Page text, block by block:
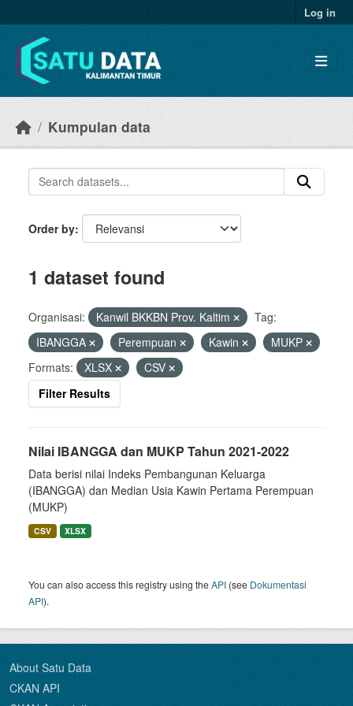
Log in
Kumpulan data
Order by
1 dataset found
Organisasi: Kanwil BKKBN Prov. Kaltim
Tag:
IBANGGA
Perempuan Kawin
MUKP
Formats:
XLSX
CSV
Filter Results
Nilai IBANGGA dan MUKP Tahun 2021-2022
Data berisi nilai Indeks Pembangunan Keluarga
(IBANGGA) dan Median Usia Kawin Pertama Perempuan
(MUKP)
CSV XLSX
You can also access this registry using theAPI (see Dokumentasi
API).
About Satu Data
CKAN API